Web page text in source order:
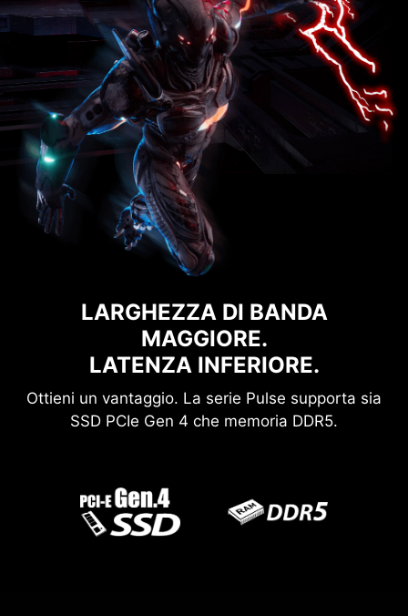
LARGHEZZA DI BANDA
MAGGIORE.
LATENZA INFERIORE.
Ottieni un vantaggio. La serie Pulse supporta sia
SSD PCIe Gen 4 che memoria DDR5.